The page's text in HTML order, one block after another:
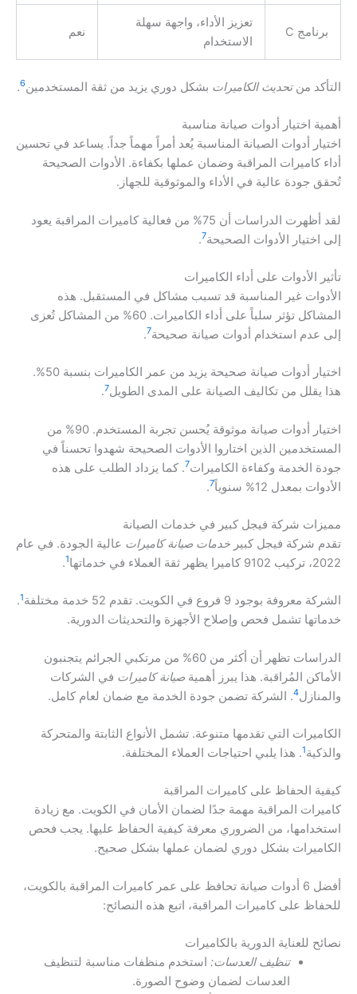
برنامج C
تعزيز الأداء، واجهة سهلة
الاستخدام
نعم
التأكد منتحديث الكاميرات بشكل دوري يزيد من ثقة المستخدمين6
.
أهمية اختيار أدوات صيانة مناسبة
اختيار أدوات الصيانة المناسبة يُعد أمراً مهماً جداً. يساعد في تحسين
أداء كاميرات المراقبة وضمان عملها بكفاءة. الأدوات الصحيحة
تُحقق جودة عالية في الأداء والموثوقية للجهاز.
لقد أظهرت الدراسات أن 75% من فعالية كاميرات المراقبة يعود
إلى اختيار الأدوات الصحيحة7
.
تأثير الأدوات على أداء الكاميرات
الأدوات غير المناسبة قد تسبب مشاكل في المستقبل. هذه
المشاكل تؤثر سلباً على أداء الكاميرات. 60% من المشاكل تُعزى
إلى عدم استخدام أدوات صيانة صحيحة7
.
اختيار أدوات صيانة صحيحة يزيد من عمر الكاميرات بنسبة 50%.
هذا يقلل من تكاليف الصيانة على المدى الطويل7
.
اختيار أدوات صيانة موثوقة يُحسن تجربة المستخدم. 90% من
المستخدمين الذين اختاروا الأدوات الصحيحة شهدوا تحسناً في
جودة الخدمة وكفاءة الكاميرات7. كما يزداد الطلب على هذه
الأدوات بمعدل 12% سنوياً
7
.
مميزات شركة فيجل كبير في خدمات الصيانة
تقدم شركة فيجل كبير خدمات صيانة كاميرات عالية الجودة. في عام
2022، تركيب 9102 كاميرا يظهر ثقة العملاء في خدماتها
1
.
الشركة معروفة بوجود 9 فروع في الكويت. تقدم 52 خدمة مختلفة 1
.
خدماتها تشمل فحص وإصلاح الأجهزة والتحديثات الدورية.
الدراسات تظهر أن أكثر من 60% من مرتكبي الجرائم يتجنبون
الأماكن المُراقبة. هذا يبرز أهمية صيانة كاميرات في الشركات
والمنازل4. الشركة تضمن جودة الخدمة مع ضمان لعام كامل.
الكاميرات التي تقدمها متنوعة. تشمل الأنواع الثابتة والمتحركة
والذكية1. هذا يلبي احتياجات العملاء المختلفة.
كيفية الحفاظ على كاميرات المراقبة
كاميرات المراقبة مهمة جدًا لضمان الأمان في الكويت. مع زيادة
استخدامها، من الضروري معرفة كيفية الحفاظ عليها. يجب فحص
الكاميرات بشكل دوري لضمان عملها بشكل صحيح.
أفضل 6 أدوات صيانة تحافظ على عمر كاميرات المراقبة بالكويت،
للحفاظ على كاميرات المراقبة، اتبع هذه النصائح:
نصائح للعناية الدورية بالكاميرات
تنظيف العدسات:استخدم منظفات مناسبة لتنظيف
العدسات لضمان وضوح الصورة.